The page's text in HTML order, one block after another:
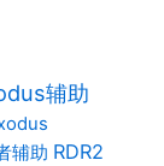
辅助
辅助 RDR2